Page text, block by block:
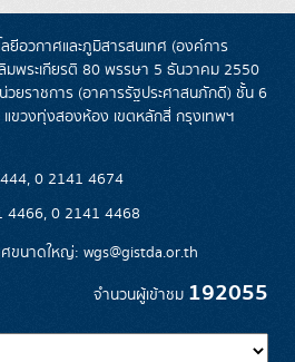
ยีอวกาศและภูมิสารสนเทศ (องค์การ
มพระเกียรติ 80 พรรษา 5 ธันวาคม 2550
วยราชการ (อาคารรัฐประศาสนภักดี) ชั้น 6
ขวงทุ่งสองห้อง เขตหลักสี่ กรุงเทพฯ
0 2141 4674
0 2141 4468
ขนาดใหญ่: wgs@gistda.or.th
จำนวนผู้เข้าชม 192055